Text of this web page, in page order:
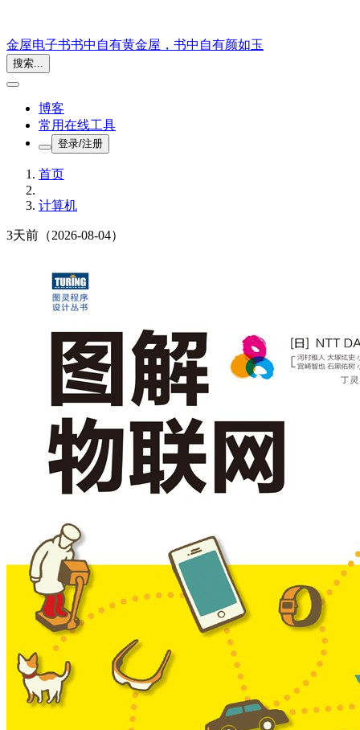
金屋电子书书中自有黄金屋，书中自有颜如玉
搜索...
博客
常用在线工具
登录/注册
首页
计算机
3天前 （2026-08-04）